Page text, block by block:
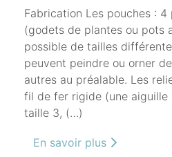
Fabrication Les pouches :
(godets de plantes ou pots
possible de tailles
peuvent peindre ou orner
autres au préalable. Les
fil de fer rigide (une
taille 3, (…)
En savoir plus